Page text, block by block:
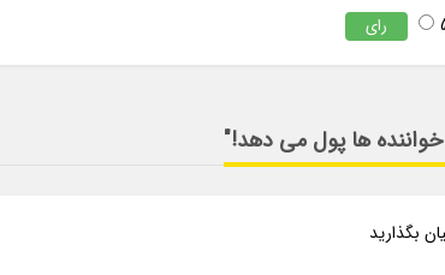
رای
خواننده ها پول می دهد!"
بگذارید